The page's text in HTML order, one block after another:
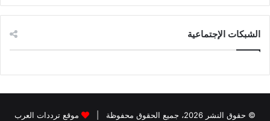
الشبكات الإجتماعية
© حقوق النشر 2026، جميع الحقوق محفوظة | موقع ترددات العرب